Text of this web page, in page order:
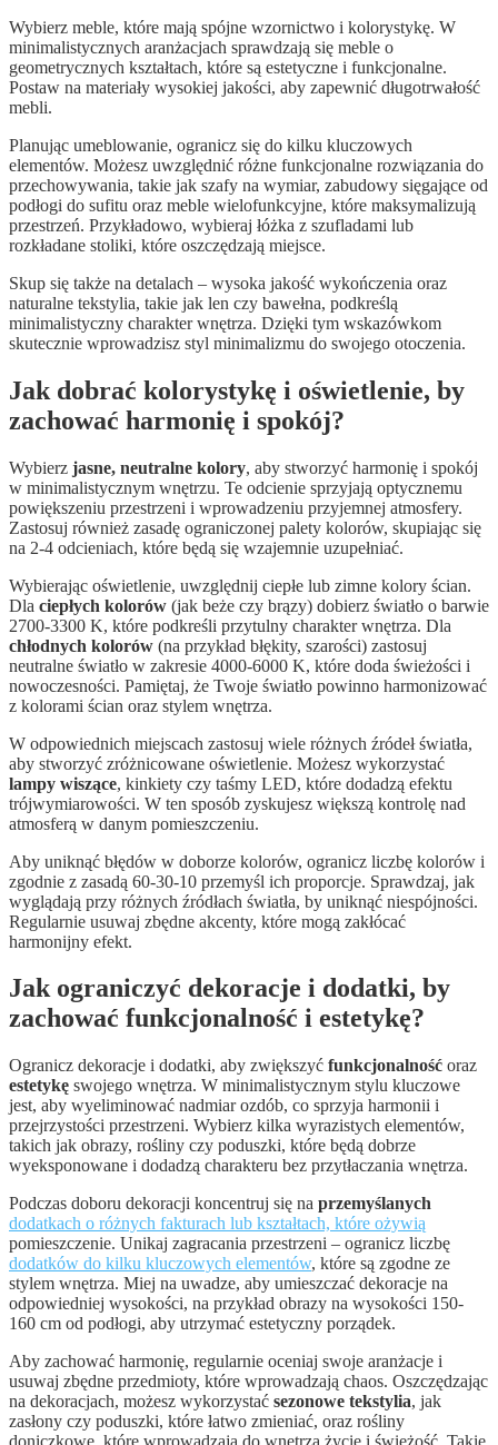
Wybierz meble, które mają spójne wzornictwo i kolorystykę. W
minimalistycznych aranżacjach sprawdzają się meble o
geometrycznych kształtach, które są estetyczne i funkcjonalne.
Postaw na materiały wysokiej jakości, aby zapewnić długotrwałość
mebli.
Planując umeblowanie, ogranicz się do kilku kluczowych
elementów. Możesz uwzględnić różne funkcjonalne rozwiązania do
przechowywania, takie jak szafy na wymiar, zabudowy sięgające od
podłogi do sufitu oraz meble wielofunkcyjne, które maksymalizują
przestrzeń. Przykładowo, wybieraj łóżka z szufladami lub
rozkładane stoliki, które oszczędzają miejsce.
Skup się także na detalach – wysoka jakość wykończenia oraz
naturalne tekstylia, takie jak len czy bawełna, podkreślą
minimalistyczny charakter wnętrza. Dzięki tym wskazówkom
skutecznie wprowadzisz styl minimalizmu do swojego otoczenia.
Jak dobrać kolorystykę i oświetlenie, by
zachować harmonię i spokój?
Wybierz jasne, neutralne kolory, aby stworzyć harmonię i spokój
w minimalistycznym wnętrzu. Te odcienie sprzyjają optycznemu
powiększeniu przestrzeni i wprowadzeniu przyjemnej atmosfery.
Zastosuj również zasadę ograniczonej palety kolorów, skupiając się
na 2-4 odcieniach, które będą się wzajemnie uzupełniać.
Wybierając oświetlenie, uwzględnij ciepłe lub zimne kolory ścian.
Dla ciepłych kolorów (jak beże czy brązy) dobierz światło o barwie
2700-3300 K, które podkreśli przytulny charakter wnętrza. Dla
chłodnych kolorów (na przykład błękity, szarości) zastosuj
neutralne światło w zakresie 4000-6000 K, które doda świeżości i
nowoczesności. Pamiętaj, że Twoje światło powinno harmonizować
z kolorami ścian oraz stylem wnętrza.
W odpowiednich miejscach zastosuj wiele różnych źródeł światła,
aby stworzyć zróżnicowane oświetlenie. Możesz wykorzystać
lampy wiszące, kinkiety czy taśmy LED, które dodadzą efektu
trójwymiarowości. W ten sposób zyskujesz większą kontrolę nad
atmosferą w danym pomieszczeniu.
Aby uniknąć błędów w doborze kolorów, ogranicz liczbę kolorów i
zgodnie z zasadą 60-30-10 przemyśl ich proporcje. Sprawdzaj, jak
wyglądają przy różnych źródłach światła, by uniknąć niespójności.
Regularnie usuwaj zbędne akcenty, które mogą zakłócać
harmonijny efekt.
Jak ograniczyć dekoracje i dodatki, by
zachować funkcjonalność i estetykę?
Ogranicz dekoracje i dodatki, aby zwiększyć funkcjonalność oraz
estetykę swojego wnętrza. W minimalistycznym stylu kluczowe
jest, aby wyeliminować nadmiar ozdób, co sprzyja harmonii i
przejrzystości przestrzeni. Wybierz kilka wyrazistych elementów,
takich jak obrazy, rośliny czy poduszki, które będą dobrze
wyeksponowane i dodadzą charakteru bez przytłaczania wnętrza.
Podczas doboru dekoracji koncentruj się na przemyślanych
dodatkach o różnych fakturach lub kształtach, które ożywią
pomieszczenie. Unikaj zagracania przestrzeni – ogranicz liczbę
dodatków do kilku kluczowych elementów, które są zgodne ze
stylem wnętrza. Miej na uwadze, aby umieszczać dekoracje na
odpowiedniej wysokości, na przykład obrazy na wysokości 150-
160 cm od podłogi, aby utrzymać estetyczny porządek.
Aby zachować harmonię, regularnie oceniaj swoje aranżacje i
usuwaj zbędne przedmioty, które wprowadzają chaos. Oszczędzając
na dekoracjach, możesz wykorzystać sezonowe tekstylia, jak
zasłony czy poduszki, które łatwo zmieniać, oraz rośliny